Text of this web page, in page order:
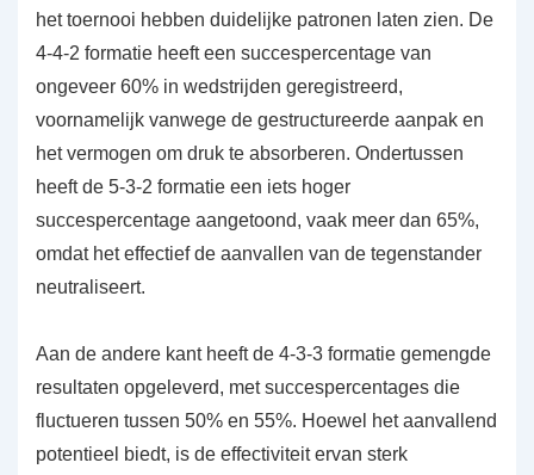
het toernooi hebben duidelijke patronen laten zien. De
4-4-2 formatie heeft een succespercentage van
ongeveer 60% in wedstrijden geregistreerd,
voornamelijk vanwege de gestructureerde aanpak en
het vermogen om druk te absorberen. Ondertussen
heeft de 5-3-2 formatie een iets hoger
succespercentage aangetoond, vaak meer dan 65%,
omdat het effectief de aanvallen van de tegenstander
neutraliseert.
Aan de andere kant heeft de 4-3-3 formatie gemengde
resultaten opgeleverd, met succespercentages die
fluctueren tussen 50% en 55%. Hoewel het aanvallend
potentieel biedt, is de effectiviteit ervan sterk